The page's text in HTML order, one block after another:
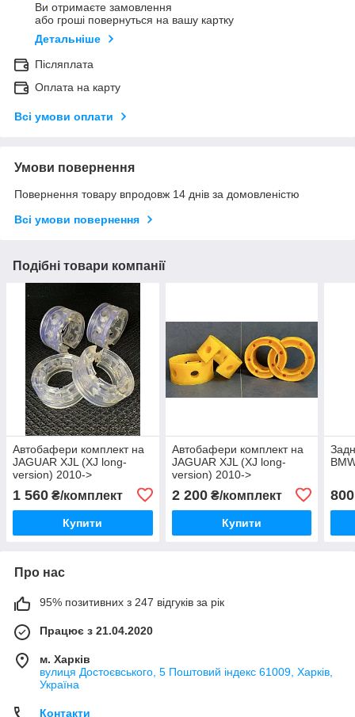
Ви отримаєте замовлення
або гроші повернуться на вашу картку
Детальніше
Післяплата
Оплата на карту
Всі умови оплати
Умови повернення
Повернення товару впродовж 14 днів за домовленістю
Всі умови повернення
Подібні товари компанії
Автобафери комплект на
JAGUAR XJL (XJ long-
version) 2010->
1 560 ₴/комплект
Купити
Автобафери комплект на
JAGUAR XJL (XJ long-
version) 2010->
2 200₴/комплект
Купити
800
Про нас
95% позитивних з 247 відгуків за рік
Працює з 21.04.2020
м. Харків
вулиця Достоєвського, 5 Поштовий індекс 61009, Харків,
Україна
Контакти